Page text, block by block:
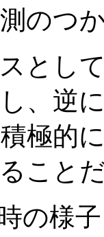
のつ
とし
、逆
極的
こと
の様子